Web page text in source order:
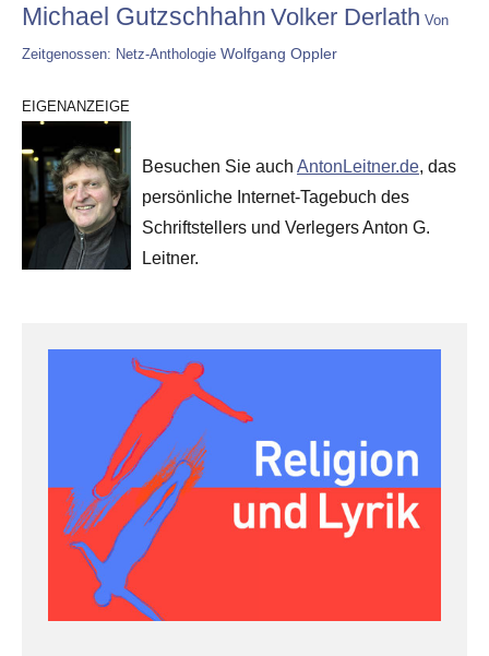
Michael Gutzschhahn Volker Derlath Von
Zeitgenossen: Netz-Anthologie Wolfgang Oppler
EIGENANZEIGE
Besuchen Sie auch AntonLeitner.de, das
persönliche Internet-Tagebuch des
Schriftstellers und Verlegers Anton G.
Leitner.